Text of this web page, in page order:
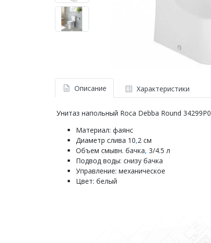
Описание Характеристики
Унитаз напольный Roca Debba Round
Материал: фаянс
Диаметр слива 10,2 см
Объем смывн. бачка, 3/4.5 л
Подвод воды: снизу бачка
Управление: механическое
Цвет: белый